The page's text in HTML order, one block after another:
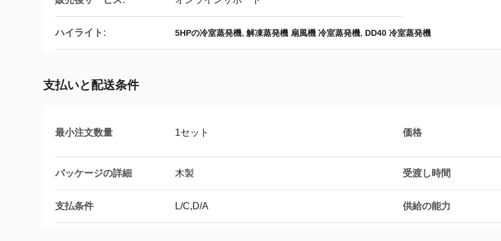
ハイライト: 5HPの冷室蒸発機, 解凍蒸発機 扇風機 冷室蒸発機, DD40 冷室蒸発機
支払いと配送条件
最小注文数量 1セット 価格
パッケージの詳細 木製 受渡し時間
支払条件 L/C,D/A 供給の能力